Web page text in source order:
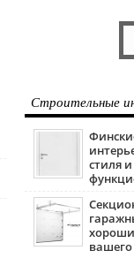
Строительные
стиля и